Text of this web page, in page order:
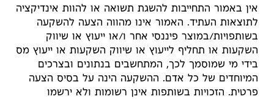
אין באמור התחייבות להשגת תשואה או להוות אינדיקציה
לתוצאות העתיד. האמור אינו מהווה הצעה להשקעה
בשותפויות/במוצר פיננסי אחר ו/או ייעוץ או שיווק
השקעות או תחליף לייעוץ או שיווק השקעות או ייעוץ מס
בידי מי שמוסמך לכך, המתחשבים בנתונים ובצרכים
המיוחדים של כל אדם. ההשקעה הינה על בסיס הצעה
פרטית. הזכויות בשותפות אינן רשומות ולא ירשמו